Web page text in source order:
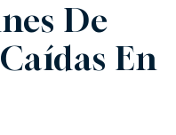
De
En